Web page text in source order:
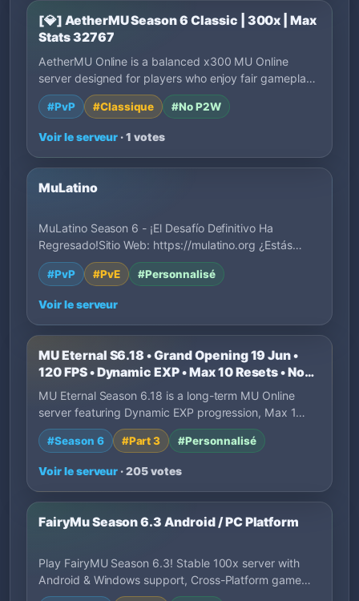
[💎] AetherMU Season 6 Classic | 300x | Max
Stats 32767
AetherMU Online is a balanced x300 MU Online
server designed for players who enjoy fair gamepla…
#PvP #Classique #No P2W
Voir le serveur · 1 votes
MuLatino
MuLatino Season 6 - ¡El Desafío Definitivo Ha
Regresado!Sitio Web: https://mulatino.org ¿Estás…
#PvP #PvE #Personnalisé
Voir le serveur
MU Eternal S6.18 • Grand Opening 19 Jun •
120 FPS • Dynamic EXP • Max 10 Resets • No
P2W
MU Eternal Season 6.18 is a long-term MU Online
server featuring Dynamic EXP progression, Max 1…
#Season 6 #Part 3 #Personnalisé
Voir le serveur · 205 votes
FairyMu Season 6.3 Android / PC Platform
Play FairyMU Season 6.3! Stable 100x server with
Android & Windows support, Cross-Platform game…